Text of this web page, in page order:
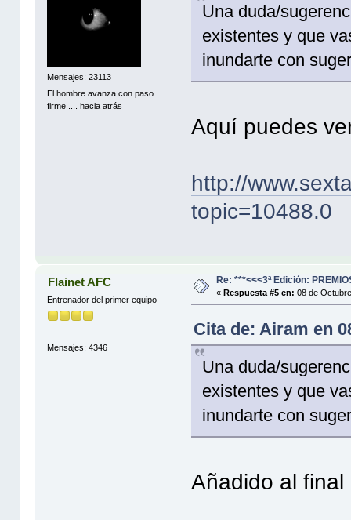
Mensajes: 23113
El hombre avanza con paso
firme .... hacia atrás
Una duda/
existentes y que
inundarte con
Aquí puedes
http://
topic=10488.0
Flainet AFC
Entrenador del primer equipo
Mensajes: 4346
Re: ***<<<3ª Edición:
«Respuesta #5 en: 08 de
Cita de: Airam en
Una duda/
existentes y que
inundarte con
Añadido al